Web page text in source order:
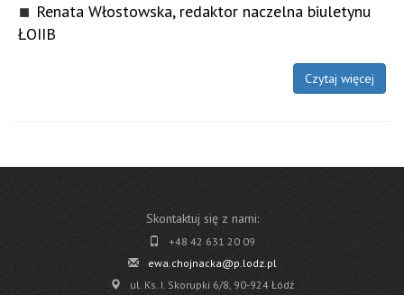
Renata Włostowska, redaktor naczelna biuletynu
ŁOIIB
Czytaj więcej
Skontaktuj się z nami:
+48 42 631 20 09
ewa.chojnacka@p.lodz.pl
ul. Ks. I. Skorupki 6/8, 90-924 Łódź